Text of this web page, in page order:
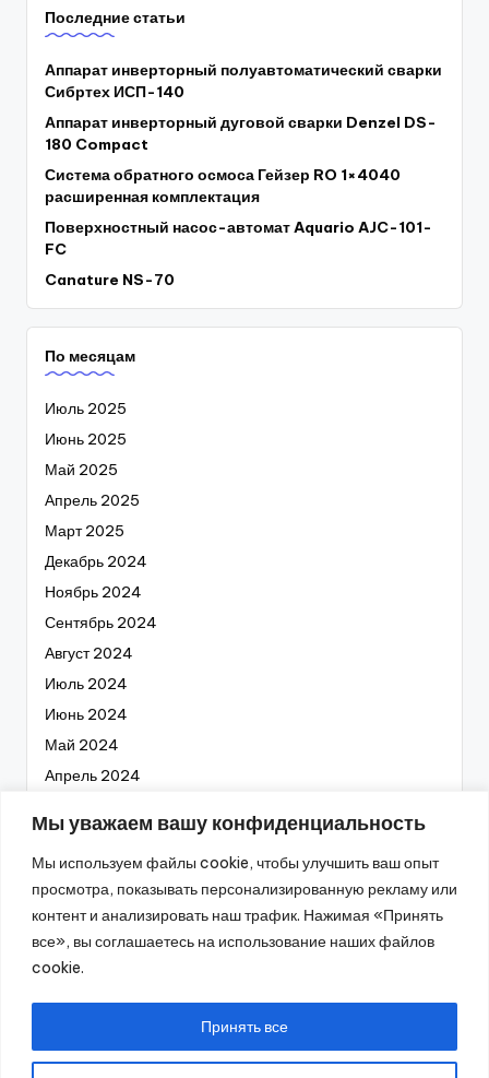
Мы уважаем вашу конфиденциальность
Мы используем файлы cookie, чтобы улучшить ваш опыт
просмотра, показывать персонализированную рекламу или
контент и анализировать наш трафик. Нажимая «Принять
все», вы соглашаетесь на использование наших файлов
cookie.
Принять все
Последние статьи
Аппарат инверторный полуавтоматический сварки
Сибртех ИСП-140
Аппарат инверторный дуговой сварки Denzel DS-
180 Compact
Система обратного осмоса Гейзер RO 1×4040
расширенная комплектация
Поверхностный насос-автомат Aquario AJC-101-
FC
Canature NS-70
По месяцам
Июль 2025
Июнь 2025
Май 2025
Апрель 2025
Март 2025
Декабрь 2024
Ноябрь 2024
Сентябрь 2024
Август 2024
Июль 2024
Июнь 2024
Май 2024
Апрель 2024
Февраль 2024
Январь 2024
Декабрь 2023
Октябрь 2023